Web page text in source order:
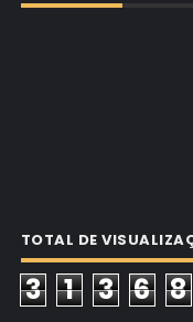
TOTAL DE
3 1 3 6 8